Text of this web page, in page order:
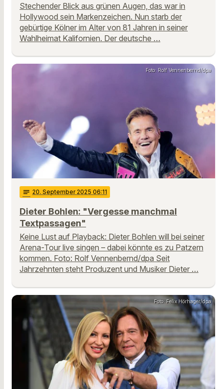
Stechender Blick aus grünen Augen, das war in
Hollywood sein Markenzeichen. Nun starb der
gebürtige Kölner im Alter von 81 Jahren in seiner
Wahlheimat Kalifornien. Der deutsche …
Foto: Rolf Vennenbernd/dpa
notes 20. September 2025 06:11
Dieter Bohlen: "Vergesse manchmal
Textpassagen"
Keine Lust auf Playback: Dieter Bohlen will bei seiner
Arena-Tour live singen – dabei könnte es zu Patzern
kommen. Foto: Rolf Vennenbernd/dpa Seit
Jahrzehnten steht Produzent und Musiker Dieter …
Foto: Felix Hörhager/dpa